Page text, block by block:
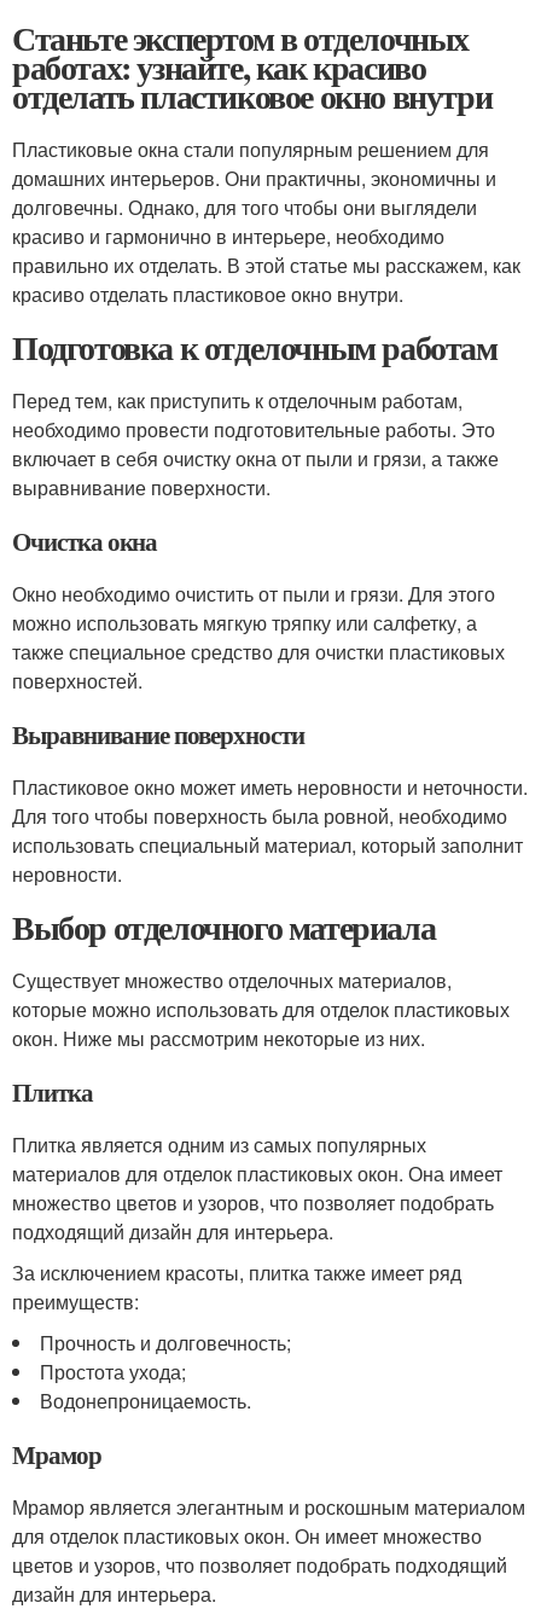
Станьте экспертом в отделочных
работах: узнайте, как красиво
отделать пластиковое окно внутри
Пластиковые окна стали популярным решением для
домашних интерьеров. Они практичны, экономичны и
долговечны. Однако, для того чтобы они выглядели
красиво и гармонично в интерьере, необходимо
правильно их отделать. В этой статье мы расскажем, как
красиво отделать пластиковое окно внутри.
Подготовка к отделочным работам
Перед тем, как приступить к отделочным работам,
необходимо провести подготовительные работы. Это
включает в себя очистку окна от пыли и грязи, а также
выравнивание поверхности.
Очистка окна
Окно необходимо очистить от пыли и грязи. Для этого
можно использовать мягкую тряпку или салфетку, а
также специальное средство для очистки пластиковых
поверхностей.
Выравнивание поверхности
Пластиковое окно может иметь неровности и неточности.
Для того чтобы поверхность была ровной, необходимо
использовать специальный материал, который заполнит
неровности.
Выбор отделочного материала
Существует множество отделочных материалов,
которые можно использовать для отделок пластиковых
окон. Ниже мы рассмотрим некоторые из них.
Плитка
Плитка является одним из самых популярных
материалов для отделок пластиковых окон. Она имеет
множество цветов и узоров, что позволяет подобрать
подходящий дизайн для интерьера.
За исключением красоты, плитка также имеет ряд
преимуществ:
Прочность и долговечность;
Простота ухода;
Водонепроницаемость.
Мрамор
Мрамор является элегантным и роскошным материалом
для отделок пластиковых окон. Он имеет множество
цветов и узоров, что позволяет подобрать подходящий
дизайн для интерьера.